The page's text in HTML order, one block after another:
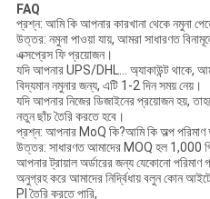
FAQ
প্রশ্ন: আমি কি আপনার কারখানা থেকে নমুনা
উত্তর: নমুনা পাওয়া যায়, আমরা সাধারণত
এক্সপ্রেস ফি প্রয়োজন।
যদি আপনার UPS/DHL... অ্যাকাউন্ট থাকে,
বিদ্যমান নমুনার জন্য, এটি 1-2 দিন সময় নেয়।
যদি আপনার নিজের ডিজাইনের প্রয়োজন হয়,
নতুন ছাঁচ তৈরি করতে হবে।
প্রশ্ন: আপনার MoQ কি?আমি কি অল্প পরিমাণ
উত্তর: সাধারণত আমাদের MOQ হল 1,000
আপনার ট্রায়াল অর্ডারের জন্য যেকোনো পরিমাণ
অনুগ্রহ করে আমাদের নির্দ্বিধায় বলুন কোন
Pl তৈরি করতে পারি,